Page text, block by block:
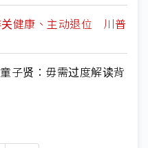
健康、主动退位 川普
子贤：毋需过度解读背